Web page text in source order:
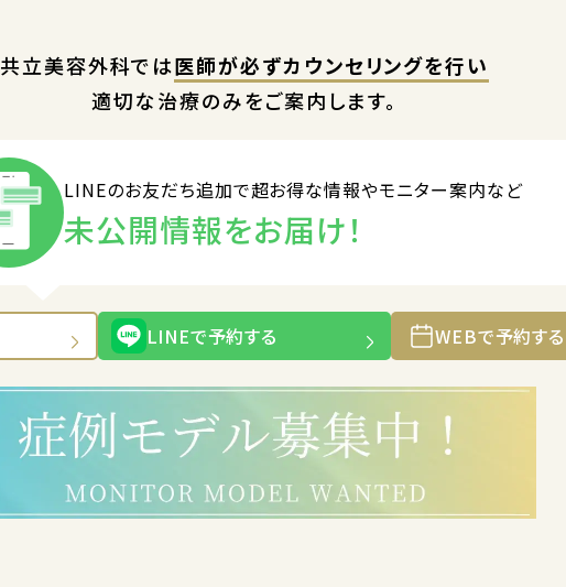
共立美容外科では医師が必ずカウンセリングを行い
適切な治療のみをご案内します。
LINEのお友だち追加で超お得な情報やモニター案内など
未公開情報をお届け！
LINEで予約する WEBで予約する